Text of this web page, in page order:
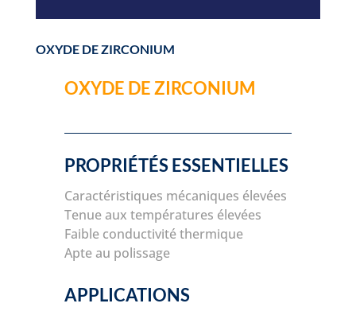
OXYDE DE ZIRCONIUM
OXYDE DE ZIRCONIUM
PROPRIÉTÉS ESSENTIELLES
Caractéristiques mécaniques élevées
Tenue aux températures élevées
Faible conductivité thermique
Apte au polissage
APPLICATIONS